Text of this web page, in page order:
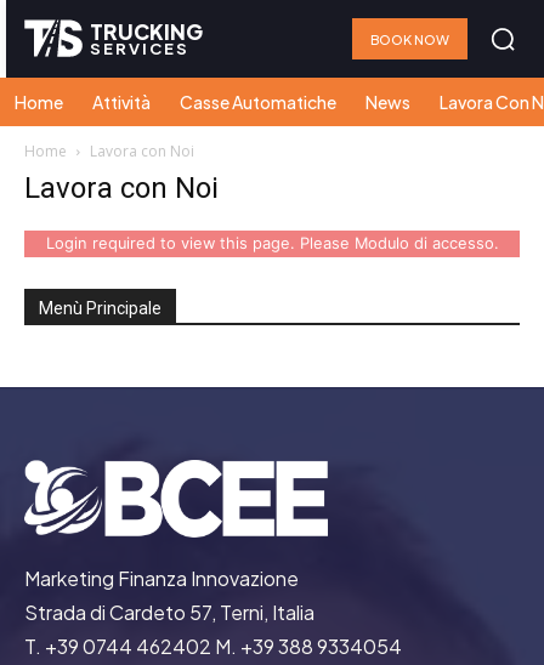
TRUCKING
SERVICES BOOK NOW
Home Attività Casse Automatiche News Lavora Con
Home Lavora con Noi
Lavora con Noi
Login required to view this page. Please Modulo di accesso.
Menù Principale
Marketing Finanza Innovazione
Strada di Cardeto 57, Terni, Italia
T. +39 0744 462402 M. +39 388 9334054